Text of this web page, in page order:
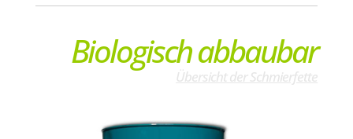
Biologisch abbaubar
Übersicht der Schmierfette